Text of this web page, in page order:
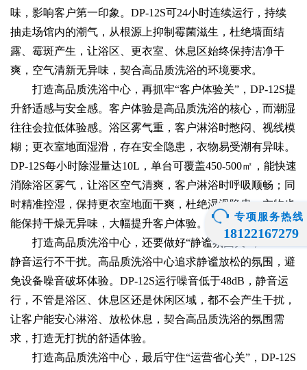
味，影响客户第一印象。DP-12S可24小时连续运行，持续
抽走场馆内的潮气，从根源上抑制霉菌滋生，杜绝墙面结
露、霉斑产生，让浴区、更衣室、休息区始终保持洁净干
爽，空气清新无异味，契合高品质洗浴的环境要求。
打造高品质洗浴中心，再抓牢“客户体验关”，DP-12S提
升舒适感与安全感。客户体验是高品质洗浴的核心，而潮湿
往往会拉低体验感。浴区雾气重，客户淋浴时憋闷、视线模
糊；更衣室地面湿滑，存在安全隐患，衣物易受潮有异味。
DP-12S每小时除湿量达10L，单台可覆盖450-500㎡，能快速
消除浴区雾气，让浴区空气清爽，客户淋浴时呼吸顺畅；同
时精准控湿，保持更衣室地面干爽，杜绝湿滑隐患，衣物也
能保持干燥无异味，大幅提升客户体验。
打造高品质洗浴中心，还要做好“静谧氛围关”，DP-12S
静音运行不干扰。高品质洗浴中心追求静谧放松的氛围，避
免设备噪音破坏体验。DP-12S运行噪音低于48dB，静音运
行，不管是浴区、休息区还是休闲区域，都不会产生干扰，
让客户能安心淋浴、放松休息，契合高品质洗浴的氛围需
求，打造无打扰的舒适体验。
打造高品质洗浴中心，最后守住“运营省心关”，DP-12S
专项服务热线
18122167279